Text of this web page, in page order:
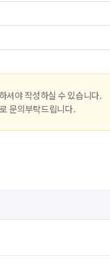
셔야 작성하실 수 있습니다.
문의부탁드립니다.